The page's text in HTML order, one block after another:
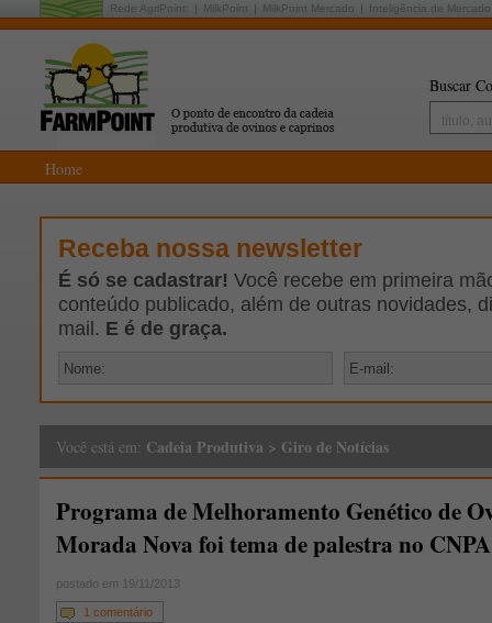
Rede AgriPoint: MilkPoint MilkPoint Mercado Inteligência de Mercado
Buscar
Home
Receba nossa newsletter
É só se cadastrar! Você recebe em primeira
conteúdo publicado, além de outras novidades,
mail. E é de graça.
Você está em: Cadeia Produtiva > Giro de Notícias
Programa de Melhoramento Genético de
Morada Nova foi tema de palestra no
postado em 19/11/2013
1 comentário